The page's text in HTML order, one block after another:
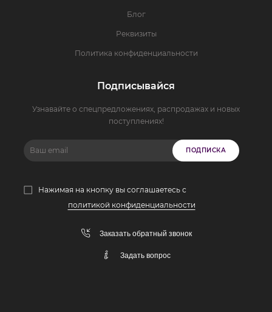
Блог
Реквизиты
Политика конфиденциальности
Подписывайся
Узнавайте о спецпредложениях, распродажах и новых
поступлениях!
ПОДПИСКА
Нажимая на кнопку вы соглашаетесь с
политикой конфиденциальности
Заказать обратный звонок
Задать вопрос